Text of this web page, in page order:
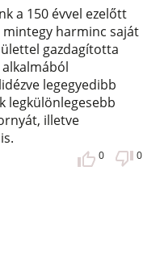
a 150 évvel ezelőtt
mintegy harminc saját
gazdagította
legegyedibb
legkülönlegesebb
illetve
0 0